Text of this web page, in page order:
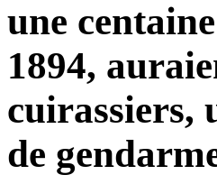
une
1894,
cuirassiers,
de